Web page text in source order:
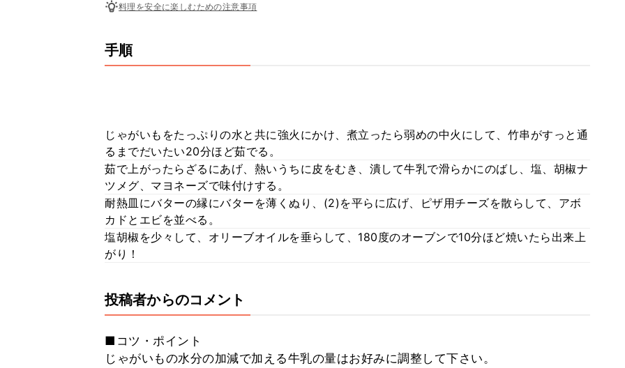
料理を安全に楽しむための注意事項
手順
じゃがいもをたっぷりの水と共に強火にかけ、煮立ったら弱めの中火にして、竹串がすっと通
るまでだいたい20分ほど茹でる。
茹で上がったらざるにあげ、熱いうちに皮をむき、潰して牛乳で滑らかにのばし、塩、胡椒ナ
ツメグ、マヨネーズで味付けする。
耐熱皿にバターの縁にバターを薄くぬり、(2)を平らに広げ、ピザ用チーズを散らして、アボ
カドとエビを並べる。
塩胡椒を少々して、オリーブオイルを垂らして、180度のオーブンで10分ほど焼いたら出来上
がり！
投稿者からのコメント
■コツ・ポイント
じゃがいもの水分の加減で加える牛乳の量はお好みに調整して下さい。